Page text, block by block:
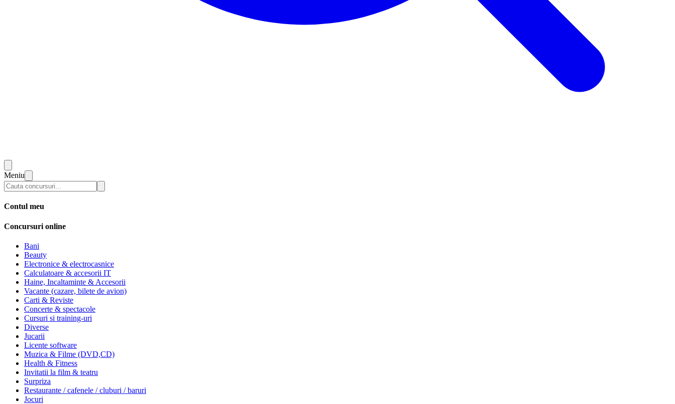
Meniu
Contul meu
Concursuri online
Bani
Beauty
Electronice & electrocasnice
Calculatoare & accesorii IT
Haine, Incaltaminte & Accesorii
Vacante (cazare, bilete de avion)
Carti & Reviste
Concerte & spectacole
Cursuri si training-uri
Diverse
Jucarii
Licente software
Muzica & Filme (DVD,CD)
Health & Fitness
Invitatii la film & teatru
Surpriza
Restaurante / cafenele / cluburi / baruri
Jocuri